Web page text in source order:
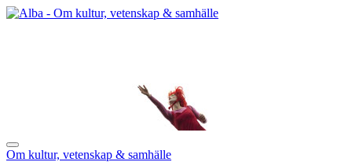
Om kultur, vetenskap & samhälle